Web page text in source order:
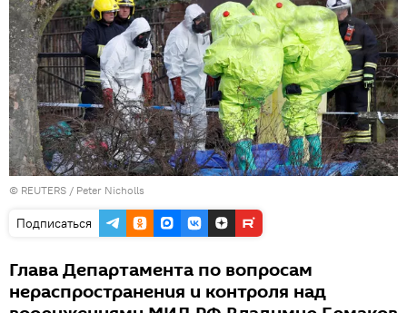
© REUTERS / Peter Nicholls
Подписаться
Глава Департамента по вопросам
нераспространения и контроля над